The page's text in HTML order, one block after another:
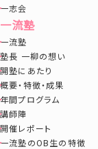
一志会
一流塾
一流塾
塾長 一柳の想い
開塾にあたり
概要・特徴・成果
年間プログラム
講師陣
開催レポート
一流塾のOB生の特徴